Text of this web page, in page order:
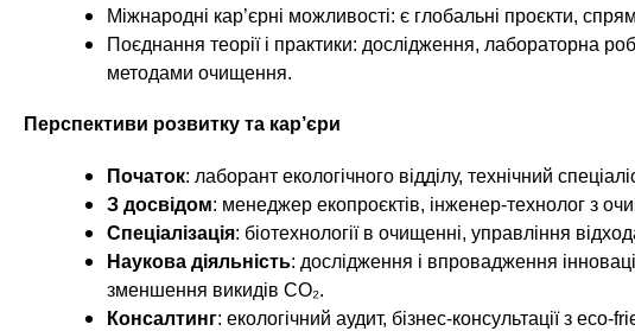
Міжнародні кар’єрні можливості: є глобальні проєкти,
Поєднання теорії і практики: дослідження, лабораторна
методами очищення.
Перспективи розвитку та кар’єри
Початок: лаборант екологічного відділу, технічний
З досвідом: менеджер екопроєктів, інженер-технолог з
Спеціалізація: біотехнології в очищенні, управління
Наукова діяльність: дослідження і впровадження
зменшення викидів CO₂.
Консалтинг: екологічний аудит, бізнес-консультації з